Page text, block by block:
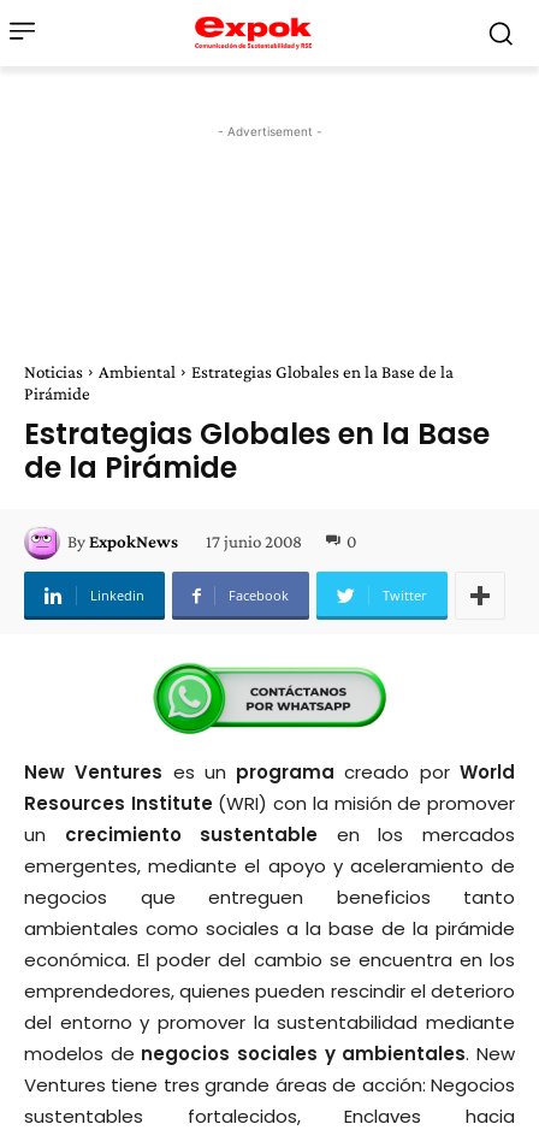
- Advertisement -
Noticias Ambiental
Estrategias Globales en la Base de la
Pirámide
Estrategias Globales en la Base
de la Pirámide
ByExpokNews 17 junio 2008 0
Linkedin Facebook Twitter
New Ventures es un programa creado porWorld
Resources Institute(WRI) con la misión de promover
un crecimiento sustentable en los mercados
emergentes, mediante el apoyo y aceleramiento de
negocios que entreguen beneficios tanto
ambientales como sociales a la base de la pirámide
económica. El poder del cambio se encuentra en los
emprendedores, quienes pueden rescindir el deterioro
del entorno y promover la sustentabilidad mediante
modelos de negocios sociales y ambientales. New
Ventures tiene tres grande áreas de acción: Negocios
sustentables fortalecidos, Enclaves hacia